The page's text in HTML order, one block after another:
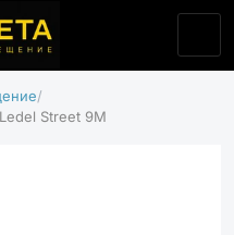
Ledel Street 9M